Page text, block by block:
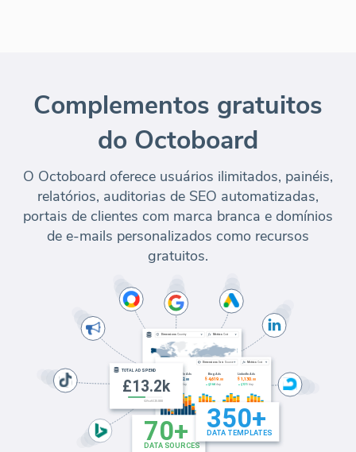
Complementos gratuitos
do Octoboard
O Octoboard oferece usuários ilimitados, painéis,
relatórios, auditorias de SEO automatizadas,
portais de clientes com marca branca e domínios
de e-mails personalizados como recursos
gratuitos.